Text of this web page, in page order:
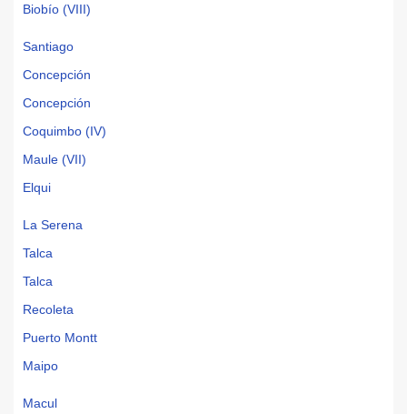
Biobío (VIII)
Santiago
Concepción
Concepción
Coquimbo (IV)
Maule (VII)
Elqui
La Serena
Talca
Talca
Recoleta
Puerto Montt
Maipo
Macul